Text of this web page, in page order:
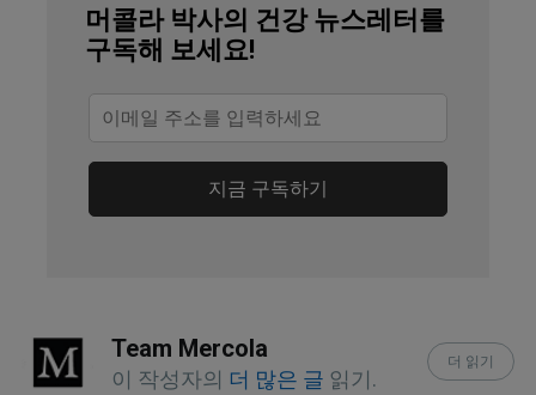
Molekule, How Air Quality Impacts
Post-Workout Recovery
머콜라 박사의 건강 뉴스레터를
구독해 보세요!
지금 구독하기
Team Mercola
이 작성자의 더 많은 글 읽기.
더 읽기